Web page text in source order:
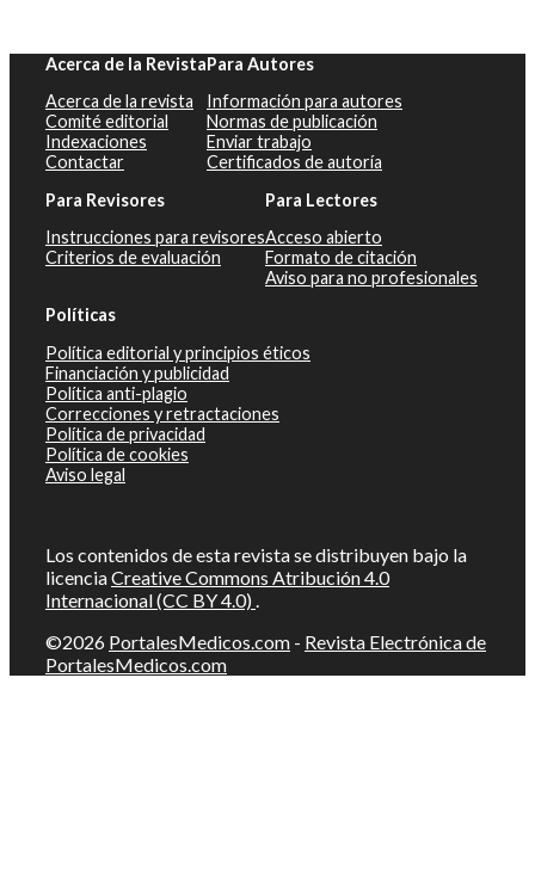
Acerca de la Revista
Acerca de la revista
Comité editorial
Indexaciones
Contactar
Para Autores
Información para autores
Normas de publicación
Enviar trabajo
Certificados de autoría
Para Revisores
Instrucciones para revisores
Criterios de evaluación
Para Lectores
Acceso abierto
Formato de citación
Aviso para no profesionales
Políticas
Política editorial y principios éticos
Financiación y publicidad
Política anti-plagio
Correcciones y retractaciones
Política de privacidad
Política de cookies
Aviso legal
Los contenidos de esta revista se distribuyen bajo la
licenciaCreative Commons Atribución 4.0
Internacional (CC BY 4.0) .
©2026 PortalesMedicos.com - Revista Electrónica de
PortalesMedicos.com